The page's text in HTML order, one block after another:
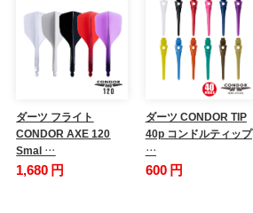
ダーツ フライト
CONDOR AXE 120
Smal …
1,680 円
ダーツ CONDOR TIP
40p コンドルティップ
…
600 円